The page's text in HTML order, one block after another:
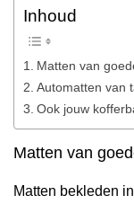
Inhoud
Matten van
Automatten van
Ook jouw
Matten van
Matten bekleden